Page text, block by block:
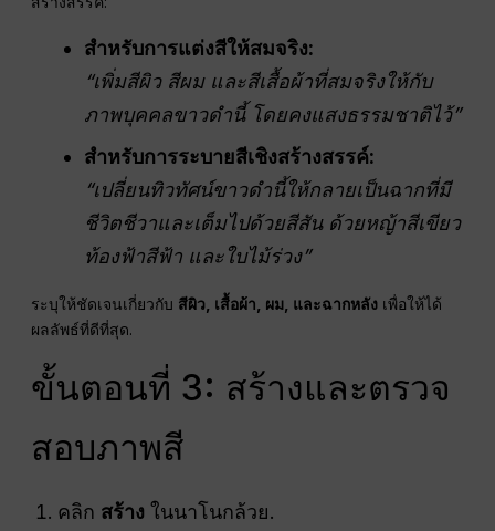
สำหรับการแต่งสีให้สมจริง:
“เพิ่มสีผิว สีผม และสีเสื้อผ้าที่สมจริงให้กับ
ภาพบุคคลขาวดำนี้ โดยคงแสงธรรมชาติไว้”
สำหรับการระบายสีเชิงสร้างสรรค์:
“เปลี่ยนทิวทัศน์ขาวดำนี้ให้กลายเป็นฉากที่มี
ชีวิตชีวาและเต็มไปด้วยสีสัน ด้วยหญ้าสีเขียว
ท้องฟ้าสีฟ้า และใบไม้ร่วง”
ระบุให้ชัดเจนเกี่ยวกับ สีผิว, เสื้อผ้า, ผม, และฉากหลัง เพื่อให้ได้
ผลลัพธ์ที่ดีที่สุด.
ขั้นตอนที่ 3: สร้างและตรวจ
สอบภาพสี
คลิก สร้าง ในนาโนกล้วย.